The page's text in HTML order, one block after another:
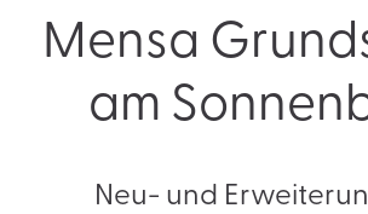
Mensa
am
Neu- und